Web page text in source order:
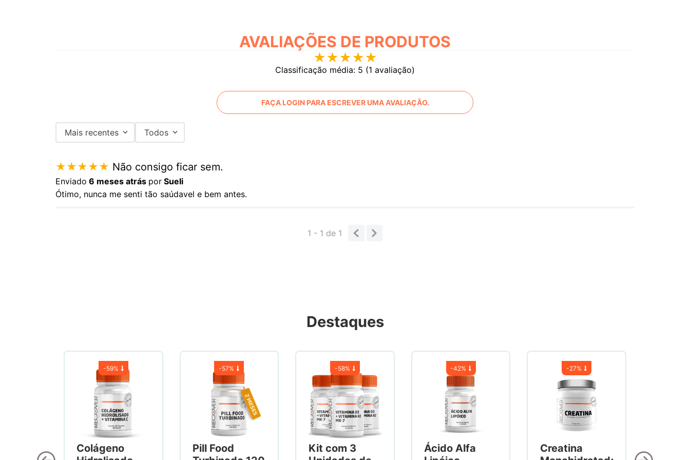
AVALIAÇÕES
★★★★★
Classificação média: 5 (1 avaliação)
FAÇA LOGIN PARA ESCREVER UMA AVALIAÇÃO.
Mais recentes Todos
★★★★★ Não consigo ficar sem.
Enviado 6 meses atrás por Sueli
Ótimo, nunca me senti tão saúdavel e bem antes.
1 - 1 de 1
Destaques
-59%
Colágeno
-57%
Pill Food
-58%
Kit com 3
-42%
Ácido Alfa
-27%
Creatina